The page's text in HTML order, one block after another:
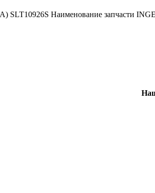
SLT10926S Наименование запчасти